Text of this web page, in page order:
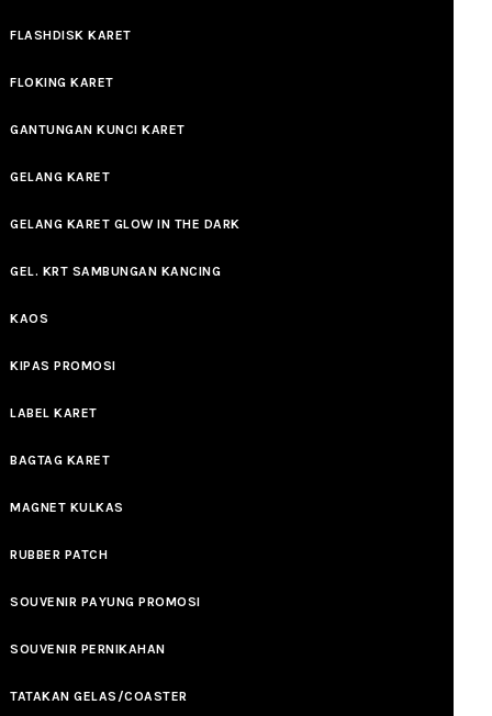
FLASHDISK KARET
FLOKING KARET
GANTUNGAN KUNCI KARET
GELANG KARET
GELANG KARET GLOW IN THE DARK
GEL. KRT SAMBUNGAN KANCING
KAOS
KIPAS PROMOSI
LABEL KARET
BAGTAG KARET
MAGNET KULKAS
RUBBER PATCH
SOUVENIR PAYUNG PROMOSI
SOUVENIR PERNIKAHAN
TATAKAN GELAS/COASTER